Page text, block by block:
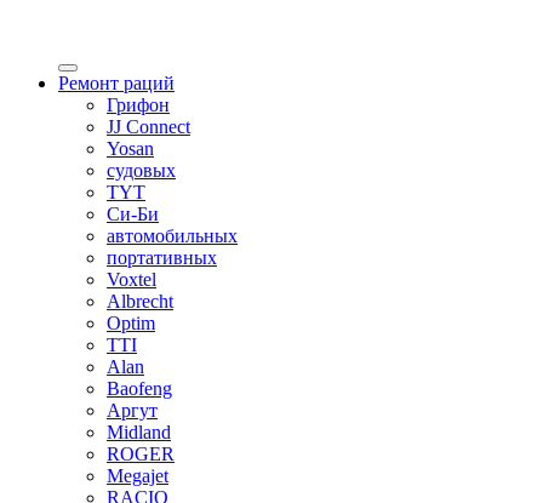
Ремонт раций
Грифон
JJ Connect
Yosan
судовых
TYT
Си-Би
автомобильных
портативных
Voxtel
Аlbrecht
Optim
TTI
Alan
Baofeng
Аргут
Midland
ROGER
Megajet
RACIO